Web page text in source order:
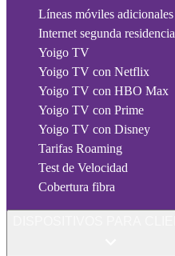
Líneas móviles adicionales
Internet segunda residencia
Yoigo TV
Yoigo TV con Netflix
Yoigo TV con HBO Max
Yoigo TV con Prime
Yoigo TV con Disney
Tarifas Roaming
Test de Velocidad
Cobertura fibra